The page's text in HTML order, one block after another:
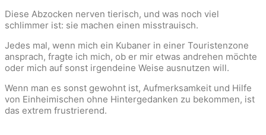
Diese Abzocken nerven tierisch, und was noch viel
schlimmer ist: sie machen einen misstrauisch.
Jedes mal, wenn mich ein Kubaner in einer Touristenzone
ansprach, fragte ich mich, ob er mir etwas andrehen möchte
oder mich auf sonst irgendeine Weise ausnutzen will.
Wenn man es sonst gewohnt ist, Aufmerksamkeit und Hilfe
von Einheimischen ohne Hintergedanken zu bekommen, ist
das extrem frustrierend.